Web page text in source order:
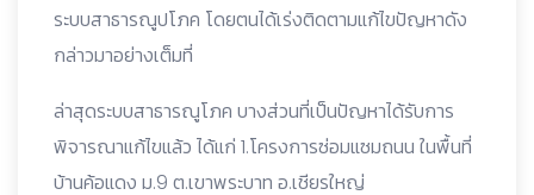
ระบบสาธารณูปโภค โดยตนได้เร่งติดตามแก้ไขปัญหาดัง
กล่าวมาอย่างเต็มที่
ล่าสุดระบบสาธารณูโภค บางส่วนที่เป็นปัญหาได้รับการ
พิจารณาแก้ไขแล้ว ได้แก่ 1.โครงการซ่อมแซมถนน ในพื้นที่
บ้านค้อแดง ม.9 ต.เขาพระบาท อ.เชียรใหญ่